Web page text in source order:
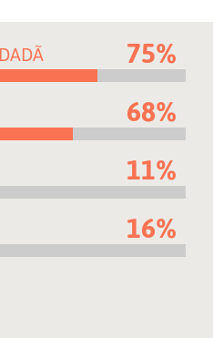
75%
68%
11%
16%